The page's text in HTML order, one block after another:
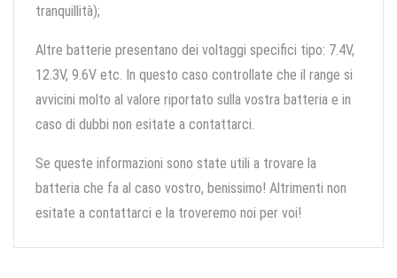
tranquillità);
Altre batterie presentano dei voltaggi specifici tipo: 7.4V,
12.3V, 9.6V etc. In questo caso controllate che il range si
avvicini molto al valore riportato sulla vostra batteria e in
caso di dubbi non esitate a contattarci.
Se queste informazioni sono state utili a trovare la
batteria che fa al caso vostro, benissimo! Altrimenti non
esitate a contattarci e la troveremo noi per voi!